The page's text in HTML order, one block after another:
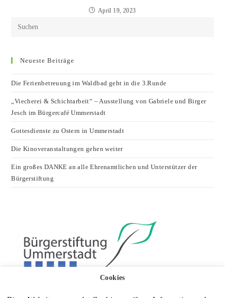
April 19, 2023
Neueste Beiträge
Die Ferienbetreuung im Waldbad geht in die 3.Runde
„Viecherei & Schichtarbeit“ – Ausstellung von Gabriele und Birger
Jesch im Bürgercafé Ummerstadt
Gottesdienste zu Ostern in Ummerstadt
Die Kinoveranstaltungen gehen weiter
Ein großes DANKE an alle Ehrenamtlichen und Unterstützer der
Bürgerstiftung
Cookies